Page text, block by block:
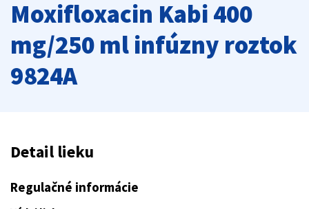
Moxifloxacin Kabi 400
mg/250 ml infúzny roztok
9824A
Detail lieku
Regulačné informácie